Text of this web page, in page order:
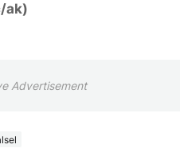
ak)
Advertisement